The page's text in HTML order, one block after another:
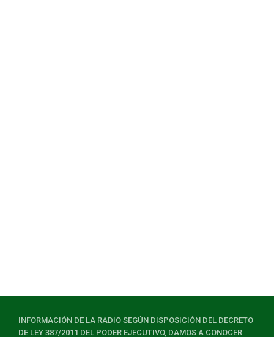
INFORMACIÓN DE LA RADIO SEGÚN DISPOSICIÓN DEL DECRETO
DE LEY 387/2011 DEL PODER EJECUTIVO, DAMOS A CONOCER